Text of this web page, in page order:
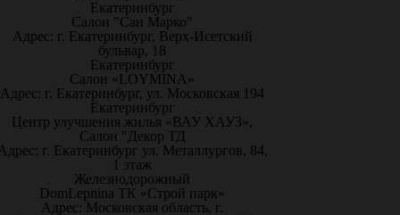
Екатеринбург
Салон "Сан Марко"
Адрес: г. Екатеринбург, Верх-Исетский
бульвар, 18
Екатеринбург
Салон «LOYMINA»
Адрес: г. Екатеринбург, ул. Московская 194
Екатеринбург
Центр улучшения жилья «ВАУ ХАУЗ»,
Салон "Декор ТД
г. Екатеринбург ул. Металлургов, 84,
1 этаж
Железнодорожный
DomLepnina ТК «Строй парк»
Адрес: Московская область, г.